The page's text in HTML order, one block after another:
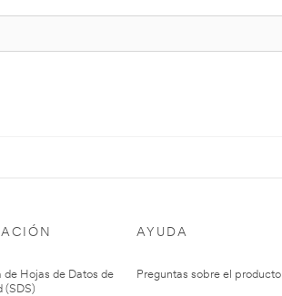
de Hojas de Datos de
(SDS)
AYUDA
Preguntas sobre el producto